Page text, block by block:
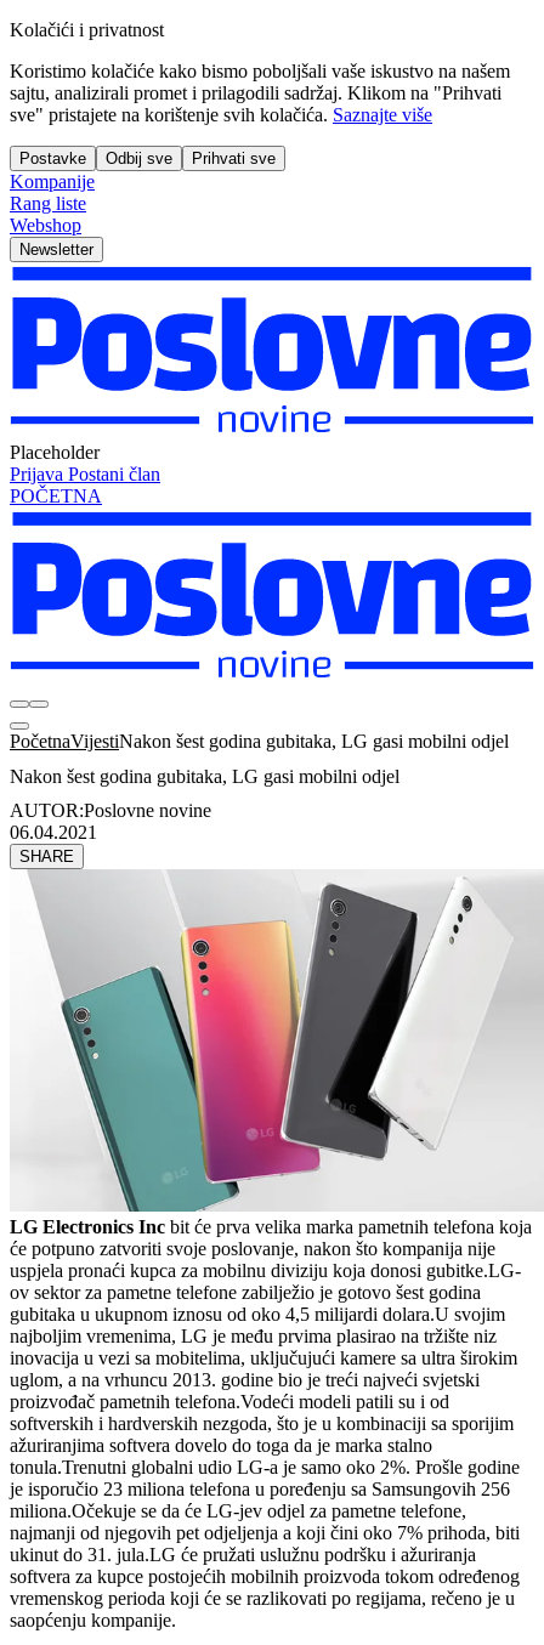
Kolačići i privatnost
Koristimo kolačiće kako bismo poboljšali vaše iskustvo na našem
sajtu, analizirali promet i prilagodili sadržaj. Klikom na "Prihvati
sve" pristajete na korištenje svih kolačića. Saznajte više
Postavke Odbij sve Prihvati sve
Kompanije
Rang liste
Webshop
Newsletter
Placeholder
Prijava Postani član
POČETNA
PočetnaVijestiNakon šest godina gubitaka, LG gasi mobilni odjel
Nakon šest godina gubitaka, LG gasi mobilni odjel
AUTOR:Poslovne novine
06.04.2021
SHARE
LG Electronics Inc bit će prva velika marka pametnih telefona koja
će potpuno zatvoriti svoje poslovanje, nakon što kompanija nije
uspjela pronaći kupca za mobilnu diviziju koja donosi gubitke.LG-
ov sektor za pametne telefone zabilježio je gotovo šest godina
gubitaka u ukupnom iznosu od oko 4,5 milijardi dolara.U svojim
najboljim vremenima, LG je među prvima plasirao na tržište niz
inovacija u vezi sa mobitelima, uključujući kamere sa ultra širokim
uglom, a na vrhuncu 2013. godine bio je treći najveći svjetski
proizvođač pametnih telefona.Vodeći modeli patili su i od
softverskih i hardverskih nezgoda, što je u kombinaciji sa sporijim
ažuriranjima softvera dovelo do toga da je marka stalno
tonula.Trenutni globalni udio LG-a je samo oko 2%. Prošle godine
je isporučio 23 miliona telefona u poređenju sa Samsungovih 256
miliona.Očekuje se da će LG-jev odjel za pametne telefone,
najmanji od njegovih pet odjeljenja a koji čini oko 7% prihoda, biti
ukinut do 31. jula.LG će pružati uslužnu podršku i ažuriranja
softvera za kupce postojećih mobilnih proizvoda tokom određenog
vremenskog perioda koji će se razlikovati po regijama, rečeno je u
saopćenju kompanije.